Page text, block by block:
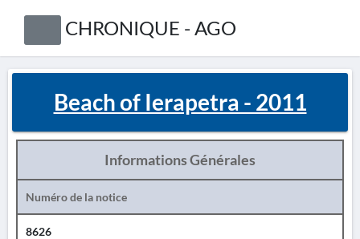
CHRONIQUE - AGO
Beach of Ierapetra - 2011
Informations Générales
Numéro de la notice
8626